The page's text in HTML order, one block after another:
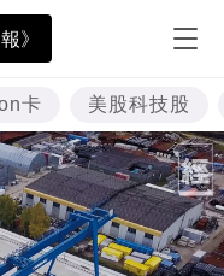
》
卡 美股科技股